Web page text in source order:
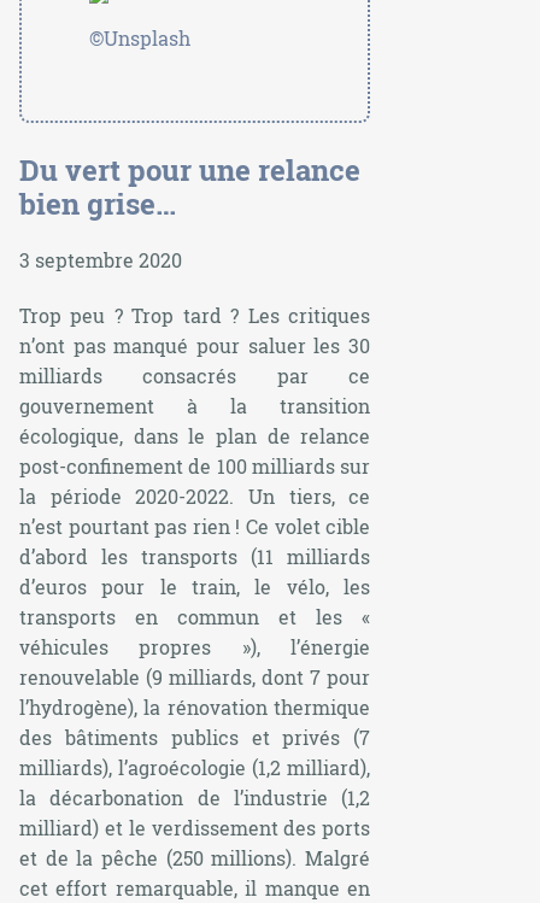
©Unsplash
Du vert pour une relance
bien grise…
3 septembre 2020
Trop peu ? Trop tard ? Les critiques
n’ont pas manqué pour saluer les 30
milliards consacrés par ce
gouvernement à la transition
écologique, dans le plan de relance
post-confinement de 100 milliards sur
la période 2020-2022. Un tiers, ce
n’est pourtant pas rien ! Ce volet cible
d’abord les transports (11 milliards
d’euros pour le train, le vélo, les
transports en commun et les «
véhicules propres »), l’énergie
renouvelable (9 milliards, dont 7 pour
l’hydrogène), la rénovation thermique
des bâtiments publics et privés (7
milliards), l’agroécologie (1,2 milliard),
la décarbonation de l’industrie (1,2
milliard) et le verdissement des ports
et de la pêche (250 millions). Malgré
cet effort remarquable, il manque en